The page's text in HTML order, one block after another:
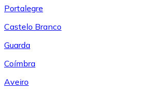
Portalegre
Castelo Branco
Guarda
Coímbra
Aveiro